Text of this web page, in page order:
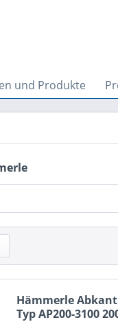
und Produkte
Hämmerle
Typ AP200-3100